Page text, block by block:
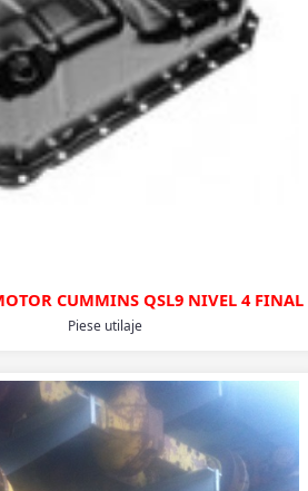
CUMMINS QSL9 NIVEL 4 FINAL
Piese utilaje